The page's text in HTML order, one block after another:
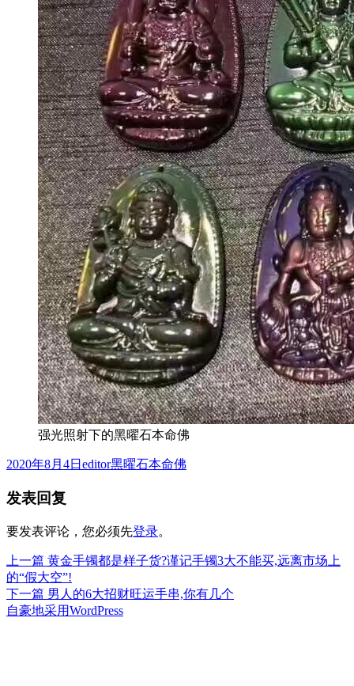
强光照射下的黑曜石本命佛
发
于
2020年8月4日 作
editor分
黑曜石本命佛
发表回复
要发表评论，您必须先登录。
文
章
导
上一篇 上
篇
文
章：
黄金手镯都是样子货?谨记手镯3大不能买,远离市场上
的“假大空”!
下一篇 下
篇
男人的6大招财旺运手串,你有几个
自豪地采用WordPress